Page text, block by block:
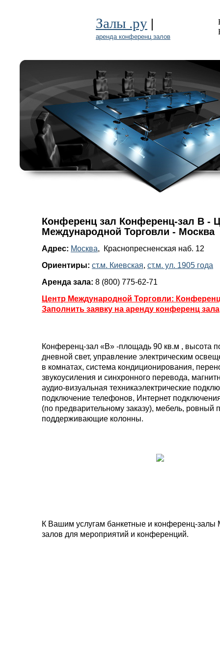
Залы .ру |
аренда конференц залов
Конференц зал Конференц-зал В -
Международной Торговли - Москва
Адрес: Москва, Краснопресненская наб. 12
Ориентиры: ст.м. Киевская, ст.м. ул. 1905 года
Аренда зала: 8 (800) 775-62-71
Центр Международной Торговли:
Заполнить заявку на аренду конференц зала
Конференц-зал «B» -площадь 90 кв.м , высота
дневной свет, управление электрическим
в комнатах, система кондиционирования,
звукоусиления и синхронного перевода,
аудио-визуальная техникаэлектрические
подключение телефонов, Интернет
(по предварительному заказу), мебель, ровный
поддерживающие колонны.
К Вашим услугам банкетные и конференц-залы
залов для мероприятий и конференций.